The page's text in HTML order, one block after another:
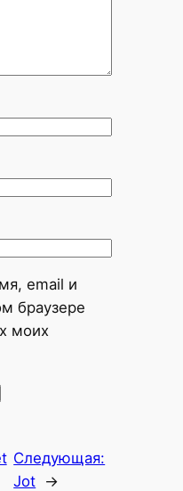
email и
браузере
моих
Следующая:
Jot →